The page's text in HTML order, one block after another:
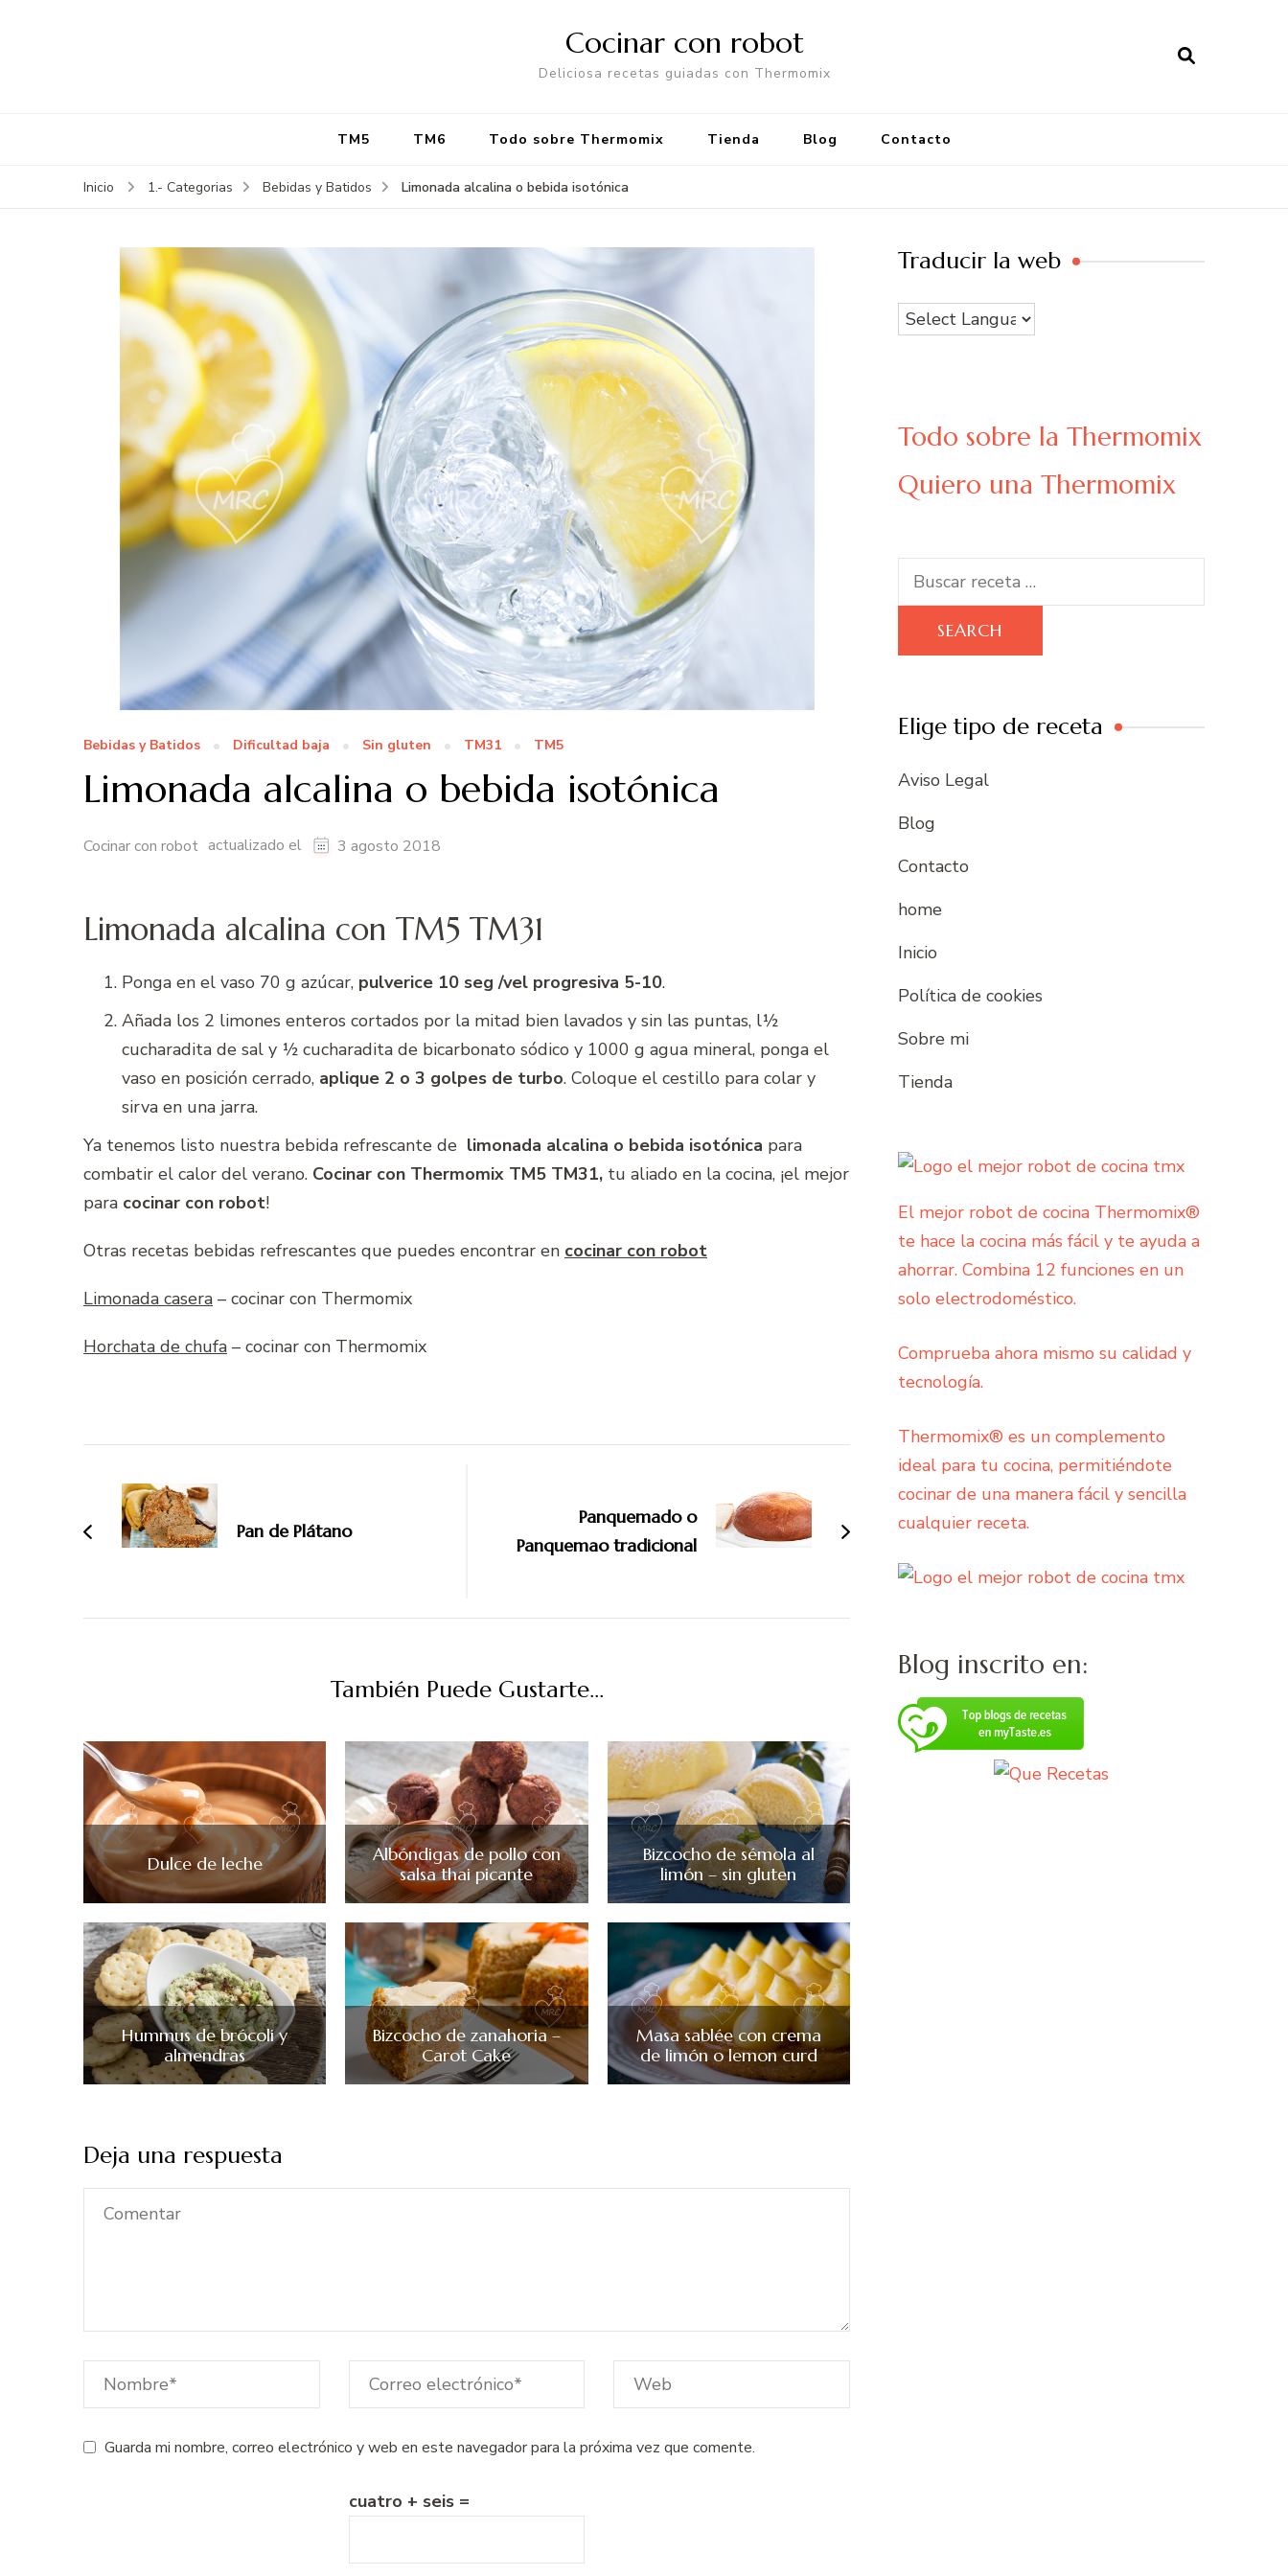
Cocinar con robot
Deliciosa recetas guiadas con Thermomix
TM5 TM6 Todo sobre Thermomix Tienda Blog Contacto
Inicio 1.- Categorias Bebidas y Batidos Limonada alcalina o bebida isotónica
Bebidas y Batidos Dificultad baja Sin gluten TM31 TM5
Limonada alcalina o bebida isotónica
Cocinar con robot actualizado el 3 agosto 2018
Limonada alcalina con TM5 TM31
Ponga en el vaso 70 g azúcar, pulverice 10 seg /vel progresiva 5-10.
Añada los 2 limones enteros cortados por la mitad bien lavados y sin las puntas, l½
cucharadita de sal y ½ cucharadita de bicarbonato sódico y 1000 g agua mineral, ponga el
vaso en posición cerrado, aplique 2 o 3 golpes de turbo. Coloque el cestillo para colar y
sirva en una jarra.
Ya tenemos listo nuestra bebida refrescante de limonada alcalina o bebida isotónica para
combatir el calor del verano. Cocinar con Thermomix TM5 TM31, tu aliado en la cocina, ¡el mejor
para cocinar con robot!
Otras recetas bebidas refrescantes que puedes encontrar en cocinar con robot
Limonada casera – cocinar con Thermomix
Horchata de chufa – cocinar con Thermomix
entradas
Pan de Plátano
Panquemado o
Panquemao tradicional
También Puede Gustarte...
Dulce de leche
Albóndigas de pollo con
salsa thai picante
Bizcocho de sémola al
limón – sin gluten
Hummus de brócoli y
almendras
Bizcocho de zanahoria –
Carot Cake
Masa sablée con crema
de limón o lemon curd
Deja una respuesta
Guarda mi nombre, correo electrónico y web en este navegador para la próxima vez que comente.
cuatro + seis =
Traducir la web
Todo sobre la Thermomix
Quiero una Thermomix
Search
for:
Elige tipo de receta
Aviso Legal
Blog
Contacto
home
Inicio
Política de cookies
Sobre mi
Tienda
El mejor robot de cocina Thermomix®
te hace la cocina más fácil y te ayuda a
ahorrar. Combina 12 funciones en un
solo electrodoméstico.
Comprueba ahora mismo su calidad y
tecnología.
Thermomix® es un complemento
ideal para tu cocina, permitiéndote
cocinar de una manera fácil y sencilla
cualquier receta.
Blog inscrito en: